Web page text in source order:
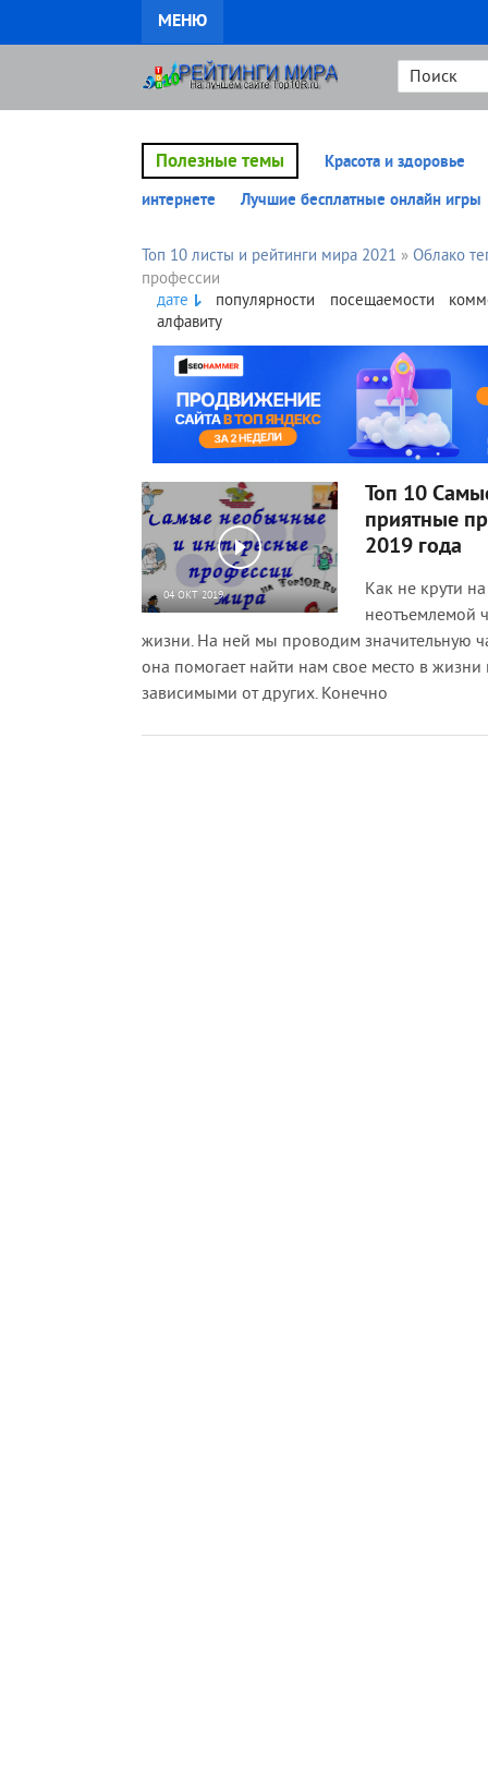
МЕНЮ
Полезные темы
Красота и здоровье
интернете
Лучшие бесплатные онлайн игры
Топ 10 листы и рейтинги мира 2021 » Облако
профессии
дате
популярности посещаемости
алфавиту
04 ОКТ 2019
Топ 10
приятные
2019 года
Как не крути
неотъемлемой
жизни. На ней мы проводим значительную
она помогает найти нам свое место в жизни
зависимыми от других. Конечно